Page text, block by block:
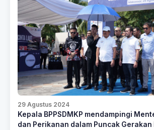
29 Agustus 2024
Kepala BPPSDMKP mendampingi
dan Perikanan dalam Puncak